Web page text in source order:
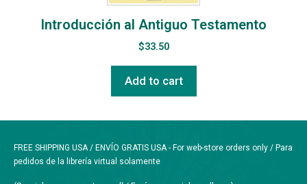
Introducción al Antiguo Testamento
$33.50
Add to cart
FREE SHIPPING USA / ENVÍO GRATIS USA - For web-store orders only / Para
pedidos de la librería virtual solamente